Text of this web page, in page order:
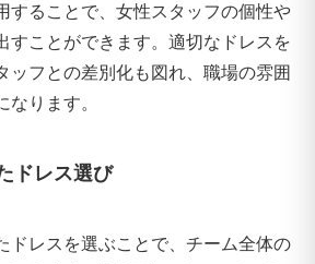
することで、女性スタッフの個性や
すことができます。適切なドレスを
ッフとの差別化も図れ、職場の雰囲
なります。
ドレス選び
ドレスを選ぶことで、チーム全体の